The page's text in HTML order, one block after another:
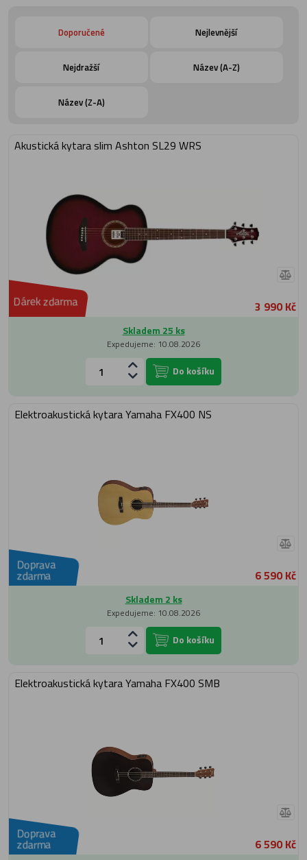
skvělé pro techniku fingerstyle
(vybrnkávání). Pasivní SRT Zero Impact
snímače pro každou strunu a věrně
přírodní.
Doporučené Nejlevnější
Nejdražší Název (A-Z)
Název (Z-A)
Akustická kytara slim Ashton SL29 WRS
Dárek zdarma 3 990 Kč
Skladem 25 ks
Expedujeme: 10.08.2026
Do košíku
Elektroakustická kytara Yamaha FX400 NS
Doprava
zdarma 6 590 Kč
Skladem 2 ks
Expedujeme: 10.08.2026
Do košíku
Elektroakustická kytara Yamaha FX400 SMB
Doprava
zdarma 6 590 Kč